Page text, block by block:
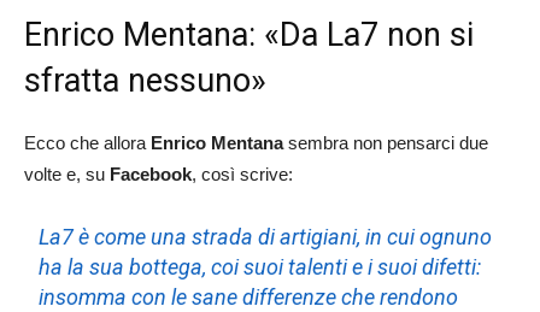
Enrico Mentana: «Da La7 non si
sfratta nessuno»
Ecco che allora Enrico Mentanasembra non pensarci due
volte e, su Facebook, così scrive:
La7 è come una strada di artigiani, in cui ognuno
ha la sua bottega, coi suoi talenti e i suoi difetti:
insomma con le sane differenze che rendono